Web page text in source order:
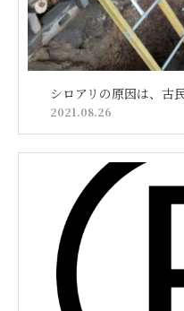
シロアリの原因は、古
2021.08.26